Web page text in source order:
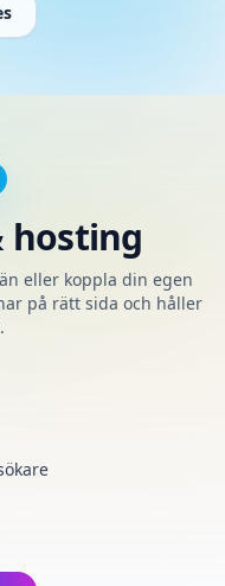
hosting
eller koppla din egen
på rätt sida och håller